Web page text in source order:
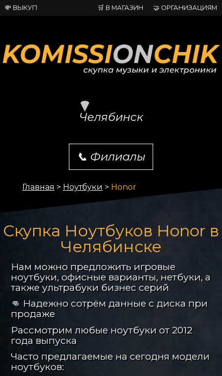
💸 ВЫКУП 🛒 В МАГАЗИН 🤝 ОРГАНИЗАЦИЯМ
Челябинск
📞 Филиалы
Главная > Ноутбуки > Honor
Скупка Ноутбуков Honor в
Челябинске
Нам можно предложить игровые
ноутбуки, офисные варианты, нетбуки, а
также ультрабуки бизнес серий
👊 Надежно сотрём данные с диска при
продаже
Рассмотрим любые ноутбуки от 2012
года выпуска
Часто предлагаемые на сегодня модели
ноутбуков: